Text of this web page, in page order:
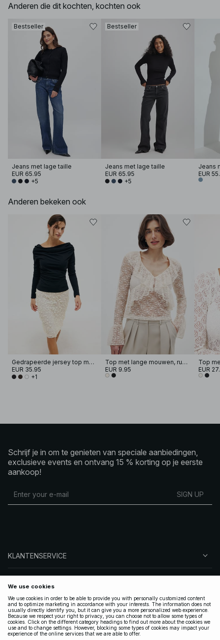
Anderen die dit kochten, kochten ook
Bestseller
Jeans met lage taille
EUR 65.95
+5
Bestseller
Jeans met lage taille
EUR 65.95
+5
EUR
Anderen bekeken ook
Gedrapeerde jersey top met lange mouwen
EUR 35.95
+1
Top met lange mouwen, ruches en kant
EUR 9.95
EUR
Schrijf je in om te genieten van speciale aanbiedingen,
exclusieve events en ontvang 15 % korting op je eerste
aankoop!
SIGN UP
KLANTENSERVICE
VOLG ONS
LEGAAL